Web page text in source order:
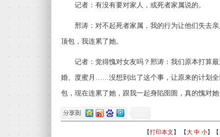
记者：有没有要对家人，或死者家属说的。
邢涛：对不起死者家属，我的行为让他们失去亲
顶包，我连累了她。
记者：觉得愧对女友吗？邢涛：我们原本打算最
婚、度蜜月……没想到出了这个事，让原来的计划
包，现在连累了她，跟我一起身陷囹圄，真的愧对
【打印本文 】 【大 中 小】【